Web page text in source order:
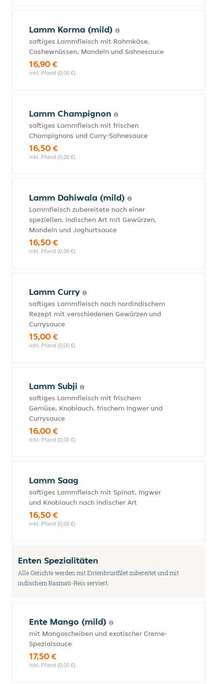
Lamm Korma (mild)
saftiges Lammfleisch mit Rahmkäse,
Cashewnüssen, Mandeln und Sahnesauce
16,90 €
inkl. Pfand (0,00 €)
Lamm Champignon
saftiges Lammfleisch mit frischen
Champignons und Curry-Sahnesauce
16,50 €
inkl. Pfand (0,00 €)
Lamm Dahiwala (mild)
Lammfleisch zubereitete nach einer
speziellen, indischen Art mit Gewürzen,
Mandeln und Joghurtsauce
16,50 €
inkl. Pfand (0,00 €)
Lamm Curry
saftiges Lammfleisch nach nordindischem
Rezept mit verschiedenen Gewürzen und
Currysauce
15,00 €
inkl. Pfand (0,00 €)
Lamm Subji
saftiges Lammfleisch mit frischem
Gemüse, Knoblauch, frischem Ingwer und
Currysauce
16,00 €
inkl. Pfand (0,00 €)
Lamm Saag
saftiges Lammfleisch mit Spinat, Ingwer
und Knoblauch nach indischer Art
16,50 €
inkl. Pfand (0,00 €)
Enten Spezialitäten
Alle Gerichte werden mit Entenbrustfilet zubereitet und mit
indischem Basmati-Reis serviert.
Ente Mango (mild)
mit Mangoscheiben und exotischer Creme-
Spezialsauce
17,50 €
inkl. Pfand (0,00 €)